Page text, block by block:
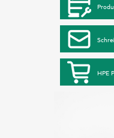
HPE